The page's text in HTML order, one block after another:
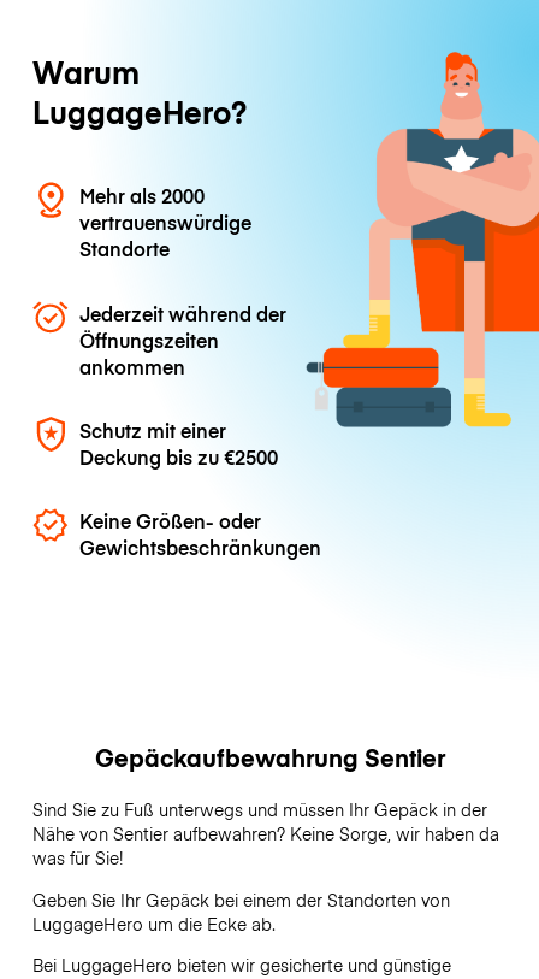
Warum
LuggageHero?
Mehr als 2000
vertrauenswürdige
Standorte
Jederzeit während der
Öffnungszeiten
ankommen
Schutz mit einer
Deckung bis zu€2500
Keine Größen- oder
Gewichtsbeschränkungen
Gepäckaufbewahrung Sentier
Sind Sie zu Fuß unterwegs und müssen Ihr Gepäck in der
Nähe von Sentier aufbewahren? Keine Sorge, wir haben da
was für Sie!
Geben Sie Ihr Gepäck bei einem der Standorten von
LuggageHero um die Ecke ab.
Bei LuggageHero bieten wir gesicherte und günstige